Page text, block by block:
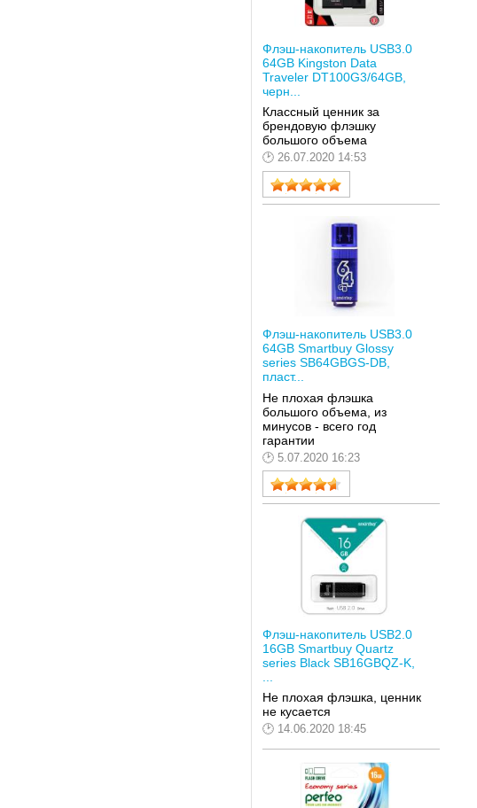
Флэш-накопитель USB3.0
64GB Kingston Data
Traveler DT100G3/64GB,
черн...
Классный ценник за
брендовую флэшку
большого объема
26.07.2020 14:53
Флэш-накопитель USB3.0
64GB Smartbuy Glossy
series SB64GBGS-DB,
пласт...
Не плохая флэшка
большого объема, из
минусов - всего год
гарантии
5.07.2020 16:23
Флэш-накопитель USB2.0
16GB Smartbuy Quartz
series Black SB16GBQZ-K,
Не плохая флэшка, ценник
не кусается
14.06.2020 18:45